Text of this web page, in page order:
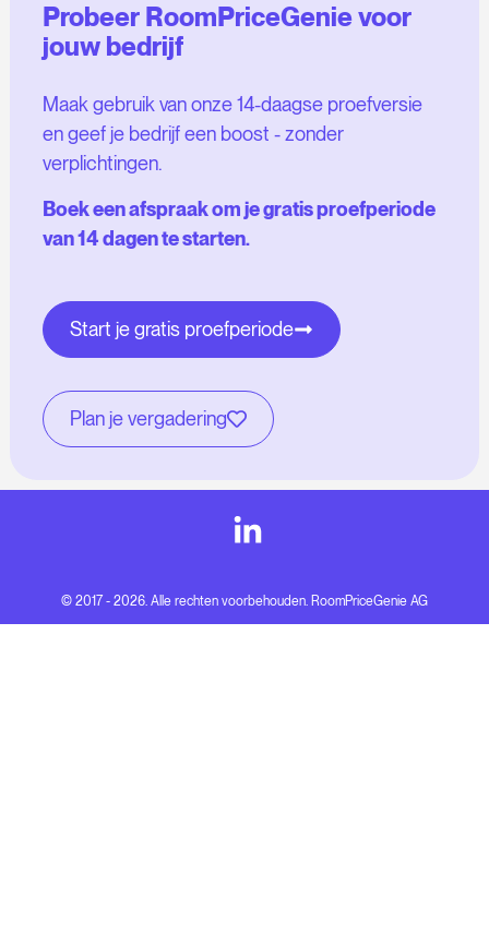
Probeer RoomPriceGenie voor
jouw bedrijf
Maak gebruik van onze 14-daagse proefversie
en geef je bedrijf een boost - zonder
verplichtingen.
Boek een afspraak om je gratis proefperiode
van 14 dagen te starten.
Start je gratis proefperiode
Plan je vergadering
© 2017 - 2026. Alle rechten voorbehouden. RoomPriceGenie AG